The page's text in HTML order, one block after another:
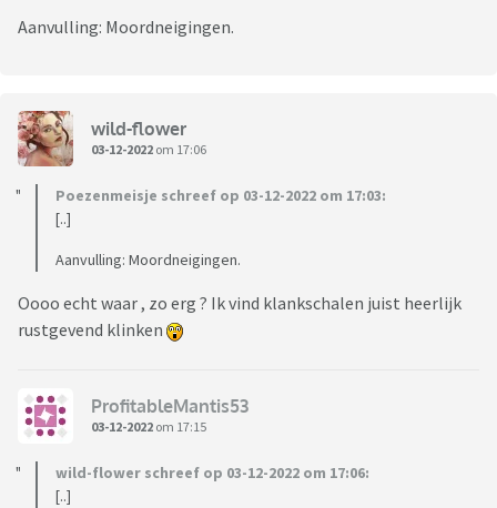
Aanvulling: Moordneigingen.
wild-flower
03-12-2022 om 17:06
Poezenmeisje schreef op 03-12-2022 om 17:03:
[..]
Aanvulling: Moordneigingen.
Oooo echt waar , zo erg ? Ik vind klankschalen juist heerlijk
rustgevend klinken
ProfitableMantis53
03-12-2022 om 17:15
wild-flower schreef op 03-12-2022 om 17:06:
[..]